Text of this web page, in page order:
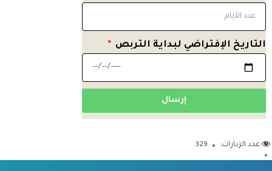
التاريخ الإفتراضي لبداية التربص
إرسال
عدد الزيارات: 329